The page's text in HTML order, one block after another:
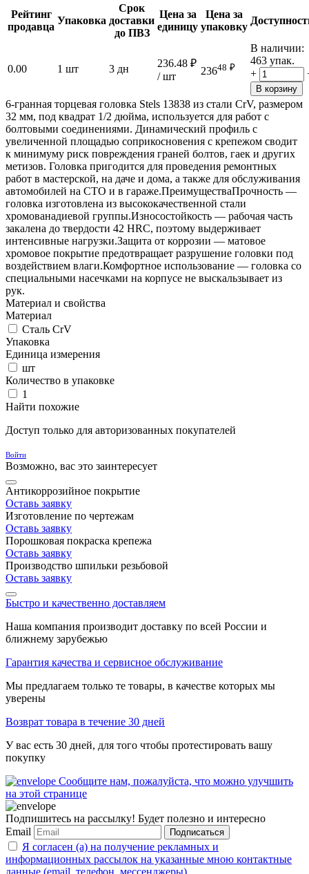
Рейтинг
продавца
Упаковка
Срок
доставки
до ПВЗ
Цена за
единицу
Цена за
упаковку
0.00 1 шт 3 дн 236.48 ₽
/ шт
23648 ₽
В наличии:
463 упак.
+
В корзину
6-гранная торцевая головка Stels 13838 из стали CrV, размером
32 мм, под квадрат 1/2 дюйма, используется для работ с
болтовыми соединениями. Динамический профиль с
увеличенной площадью соприкосновения с крепежом сводит
к минимуму риск повреждения граней болтов, гаек и других
метизов. Головка пригодится для проведения ремонтных
работ в мастерской, на даче и дома, а также для обслуживания
автомобилей на СТО и в гараже.ПреимуществаПрочность —
головка изготовлена из высококачественной стали
хромованадиевой группы.Износостойкость — рабочая часть
закалена до твердости 42 HRC, поэтому выдерживает
интенсивные нагрузки.Защита от коррозии — матовое
хромовое покрытие предотвращает разрушение головки под
воздействием влаги.Комфортное использование — головка со
специальными насечками на корпусе не выскальзывает из
рук.
Материал и свойства
Материал
Сталь CrV
Упаковка
Единица измерения
шт
Количество в упаковке
1
Найти похожие
Доступ только для авторизованных покупателей
Войти
Возможно, вас это заинтересует
Антикоррозийное покрытие
Оставь заявку
Изготовление по чертежам
Оставь заявку
Порошковая покраска крепежа
Оставь заявку
Производство шпильки резьбовой
Оставь заявку
Быстро и качественно доставляем
Наша компания производит доставку по всей России и
ближнему зарубежью
Гарантия качества и сервисное обслуживание
Мы предлагаем только те товары, в качестве которых мы
уверены
Возврат товара в течение 30 дней
У вас есть 30 дней, для того чтобы протестировать вашу
покупку
Сообщите нам, пожалуйста, что можно улучшить
на этой странице
Подпишитесь на рассылку! Будет полезно и интересно
Email
Подписаться
Я согласен (а) на получение рекламных и
информационных рассылок на указанные мною контактные
данные (email, телефон, мессенджеры)